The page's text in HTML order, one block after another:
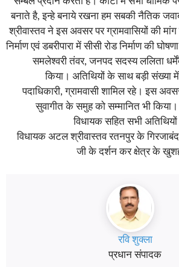
बनाते है, इन्हे बनाये रखना हम सबकी नैतिक
श्रीवास्तव ने इस अवसर पर ग्रामवासियों की मांग
निर्माण एवं डबरीपारा में सीसी रोड निर्माण की
समलेश्वरी तंवर, जनपद सदस्य ललिता
किया। अतिथियों के साथ बड़ी संख्या
पदाधिकारी, ग्रामवासी शामिल रहे। इस
सुवागीत के समुह को सम्मानित भी किया।
विधायक सहित सभी
विधायक अटल श्रीवास्तव रतनपुर के
जी के दर्शन कर क्षेत्र के
रवि शुक्ला
प्रधान संपादक